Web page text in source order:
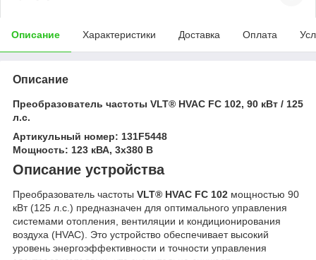
Описание Характеристики Доставка Оплата
Описание
Преобразователь частоты VLT® HVAC FC 102, 90 кВт / 125
л.с.
Артикульный номер: 131F5448
Мощность: 123 кВА, 3x380 В
Описание устройства
Преобразователь частоты VLT® HVAC FC 102 мощностью 90
кВт (125 л.с.) предназначен для оптимального управления
системами отопления, вентиляции и кондиционирования
воздуха (HVAC). Это устройство обеспечивает высокий
уровень энергоэффективности и точности управления